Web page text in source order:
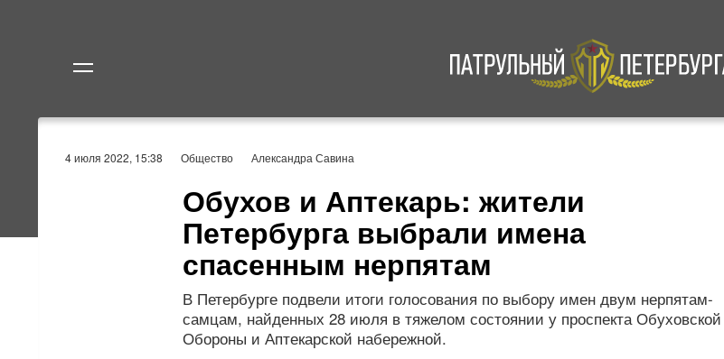
4 июля 2022, 15:38 Общество Александра Савина
Обухов и Аптекарь: жители
Петербурга выбрали имена
спасенным нерпятам
В Петербурге подвели итоги голосования по выбору имен двум нерпятам-
самцам, найденных 28 июля в тяжелом состоянии у проспекта Обуховской
Обороны и Аптекарской набережной.